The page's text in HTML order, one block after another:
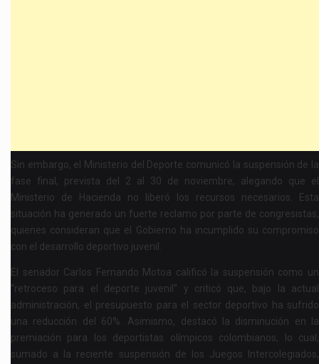
Sin embargo, el Ministerio del Deporte comunicó la suspensión de la
fase final, prevista del 2 al 30 de noviembre, alegando que el
Ministerio de Hacienda no liberó los recursos necesarios. Esta
situación ha generado un fuerte reclamo por parte de congresistas,
quienes consideran que el Gobierno ha incumplido su compromiso
con el desarrollo deportivo juvenil.
El senador Carlos Fernando Motoa calificó la suspensión como un
“retroceso para el deporte juvenil” y criticó que, bajo la actual
administración, el presupuesto para el sector deportivo ha sufrido
una reducción del 60%. Asimismo, destacó la disminución en la
premiación para los deportistas olímpicos colombianos, lo cual,
sumado a la reciente suspensión de los Juegos Intercolegiados,